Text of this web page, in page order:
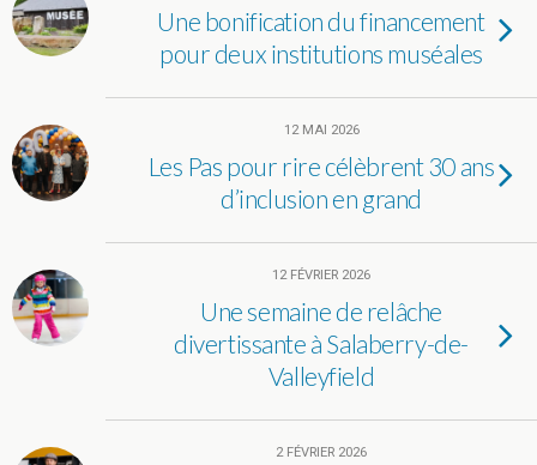
Une bonification du financement
pour deux institutions muséales
12 MAI 2026
Les Pas pour rire célèbrent 30 ans
d’inclusion en grand
12 FÉVRIER 2026
Une semaine de relâche
divertissante à Salaberry-de-
Valleyfield
2 FÉVRIER 2026